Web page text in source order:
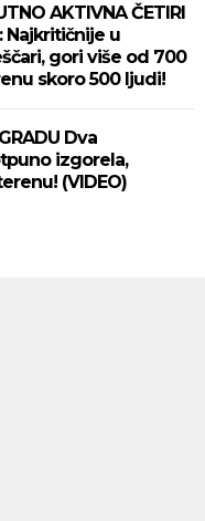
AKTIVNA ČETIRI
Najkritičnije u
gori više od 700
skoro 500 ljudi!
Dva
izgorela,
(VIDEO)